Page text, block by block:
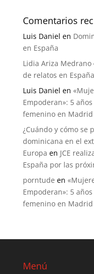
Comentarios
Luis Daniel en
en España
Lidia Ariza Medrano
de relatos en España
Luis Daniel en
Empoderan»: 5
femenino en Madrid
¿Cuándo y cómo se
dominicana en el
Europa en JCE
España por las
porntude en
Empoderan»: 5
femenino en Madrid
Menú